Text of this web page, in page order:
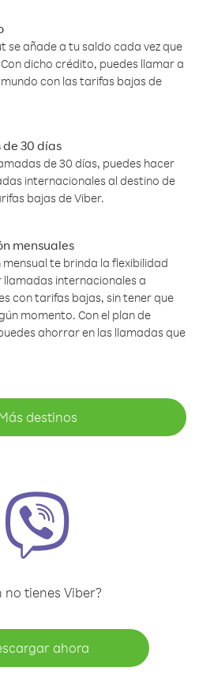
se añade a tu saldo cada vez que
dicho crédito, puedes llamar a
con las tarifas bajas de
30 días
de 30 días, puedes hacer
internacionales al destino de
bajas de Viber.
mensuales
te brinda la flexibilidad
internacionales a
con tarifas bajas, sin tener que
momento. Con el plan de
ahorrar en las llamadas que
destinos
no tienes Viber?
ahora